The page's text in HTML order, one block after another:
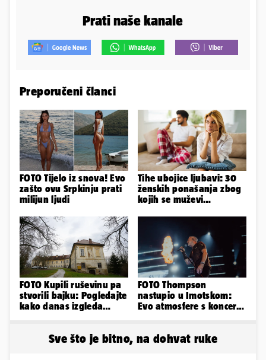
Prati naše kanale
Preporučeni članci
FOTO Tijelo iz snova! Evo
zašto ovu Srpkinju prati
milijun ljudi
Tihe ubojice ljubavi: 30
ženskih ponašanja zbog
kojih se muževi
FOTO Kupili ruševinu pa
stvorili bajku: Pogledajte
kako danas izgleda
FOTO Thompson
nastupio u Imotskom:
Evo atmosfere s koncerta
Sve što je bitno, na dohvat ruke